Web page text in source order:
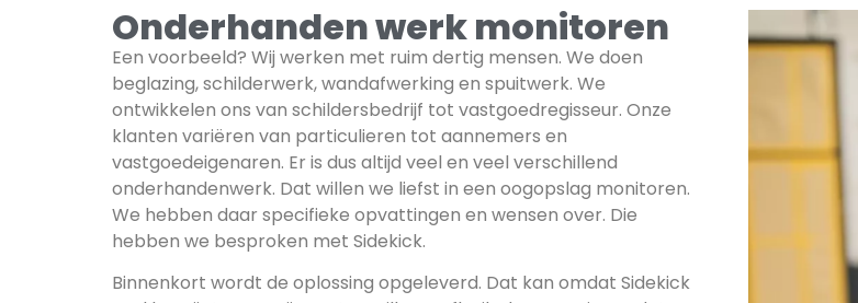
Onderhanden werk monitoren
Een voorbeeld? Wij werken met ruim dertig mensen. We doen
beglazing, schilderwerk, wandafwerking en spuitwerk. We
ontwikkelen ons van schildersbedrijf tot vastgoedregisseur. Onze
klanten variëren van particulieren tot aannemers en
vastgoedeigenaren. Er is dus altijd veel en veel verschillend
onderhandenwerk. Dat willen we liefst in een oogopslag monitoren.
We hebben daar specifieke opvattingen en wensen over. Die
hebben we besproken met Sidekick.
Binnenkort wordt de oplossing opgeleverd. Dat kan omdat Sidekick